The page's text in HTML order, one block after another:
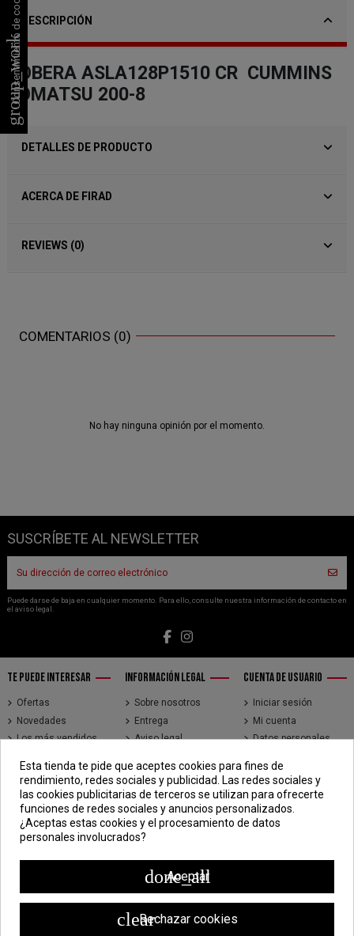
DESCRIPCIÓN
TOBERA ASLA128P1510 CR CUMMINS
KOMATSU 200-8
DETALLES DE PRODUCTO
ACERCA DE FIRAD
REVIEWS (0)
COMENTARIOS (0)
No hay ninguna opinión por el momento.
SUSCRÍBETE AL NEWSLETTER
Puede darse de baja en cualquier momento. Para ello, consulte nuestra información de contacto en
el aviso legal.
TE PUEDE INTERESAR
Ofertas
Novedades
Los más vendidos
INFORMACIÓN LEGAL
Sobre nosotros
Entrega
Aviso legal
condiciones de uso
Pago seguro
CUENTA DE USUARIO
Iniciar sesión
Mi cuenta
Datos personales
Direcciones
Seguimiento de
pedidos de clientes
invitados
CONTÁCTENOS
CDV - Componentes Diesel Vidal
998 304 695 | 988 338 835
Esta tienda te pide que aceptes cookies para fines de
rendimiento, redes sociales y publicidad. Las redes sociales y
las cookies publicitarias de terceros se utilizan para ofrecerte
funciones de redes sociales y anuncios personalizados.
¿Aceptas estas cookies y el procesamiento de datos
personales involucrados?
done_all
Aceptar
clearRechazar cookies
group_work
Consentimiento de cookies